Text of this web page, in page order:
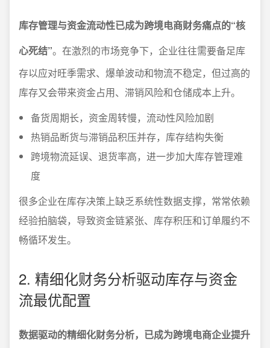
库存管理与资金流动性已成为跨境电商财务痛点的“核
心死结”。在激烈的市场竞争下，企业往往需要备足库
存以应对旺季需求、爆单波动和物流不稳定，但过高的
库存又会带来资金占用、滞销风险和仓储成本上升。
备货周期长，资金周转慢，流动性风险加剧
热销品断货与滞销品积压并存，库存结构失衡
跨境物流延误、退货率高，进一步加大库存管理难
度
很多企业在库存决策上缺乏系统性数据支撑，常常依赖
经验拍脑袋，导致资金链紧张、库存积压和订单履约不
畅循环发生。
2. 精细化财务分析驱动库存与资金
流最优配置
数据驱动的精细化财务分析，已成为跨境电商企业提升